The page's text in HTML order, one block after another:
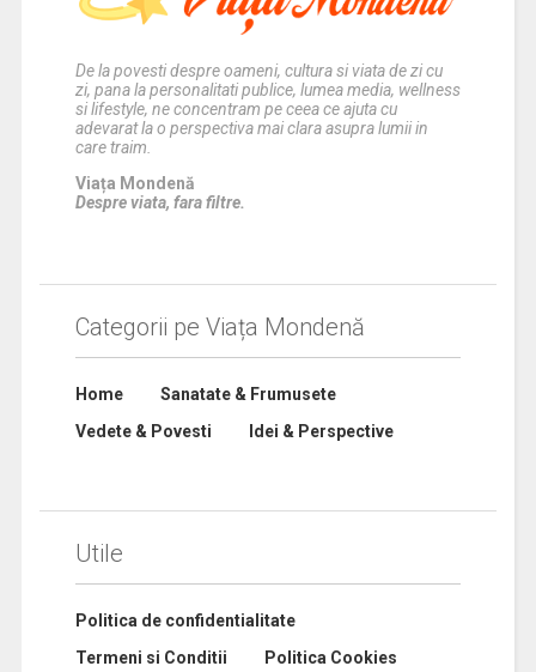
De la povesti despre oameni, cultura si viata de zi cu
zi, pana la personalitati publice, lumea media, wellness
si lifestyle, ne concentram pe ceea ce ajuta cu
adevarat la o perspectiva mai clara asupra lumii in
care traim.
Viața Mondenă
Despre viata, fara filtre.
Categorii pe Viața Mondenă
Home
Sanatate & Frumusete
Vedete & Povesti
Idei & Perspective
Utile
Politica de confidentialitate
Termeni si Conditii
Politica Cookies